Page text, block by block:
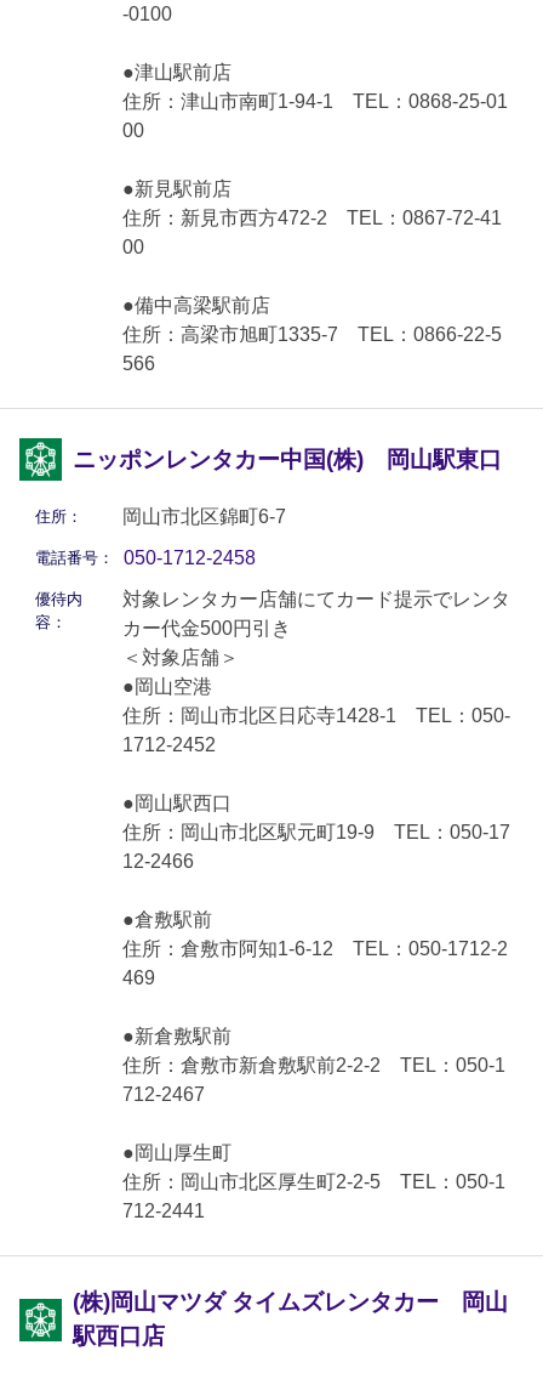
-0100
●津山駅前店
住所：津山市南町1-94-1 TEL：0868-25-01
00
●新見駅前店
住所：新見市西方472-2 TEL：0867-72-41
00
●備中高梁駅前店
住所：高梁市旭町1335-7 TEL：0866-22-5
566
ニッポンレンタカー中国(株) 岡山駅東口
住所： 岡山市北区錦町6-7
電話番号： 050-1712-2458
優待内
容：
対象レンタカー店舗にてカード提示でレンタ
カー代金500円引き
＜対象店舗＞
●岡山空港
住所：岡山市北区日応寺1428-1 TEL：050-
1712-2452
●岡山駅西口
住所：岡山市北区駅元町19-9 TEL：050-17
12-2466
●倉敷駅前
住所：倉敷市阿知1-6-12 TEL：050-1712-2
469
●新倉敷駅前
住所：倉敷市新倉敷駅前2-2-2 TEL：050-1
712-2467
●岡山厚生町
住所：岡山市北区厚生町2-2-5 TEL：050-1
712-2441
(株)岡山マツダ タイムズレンタカー 岡山
駅西口店